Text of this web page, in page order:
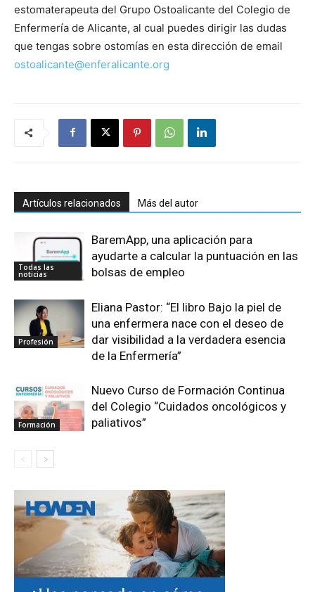
estomaterapeuta del Grupo Ostoalicante del Colegio de
Enfermería de Alicante, al cual puedes dirigir las dudas
que tengas sobre ostomías en esta dirección de email
ostoalicante@enferalicante.org
Artículos relacionados Más del autor
Todas las
noticias
BaremApp, una aplicación para
ayudarte a calcular la puntuación en las
bolsas de empleo
Profesión
Eliana Pastor: “El libro Bajo la piel de
una enfermera nace con el deseo de
dar visibilidad a la verdadera esencia
de la Enfermería”
Formación
Nuevo Curso de Formación Continua
del Colegio “Cuidados oncológicos y
paliativos”